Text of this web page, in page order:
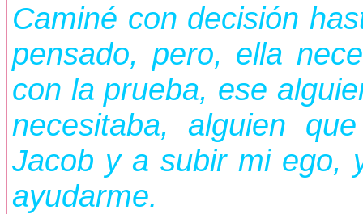
Caminé con decisión
pensado, pero, ella
con la prueba, ese
necesitaba, alguien
Jacob y a subir mi ego,
ayudarme.